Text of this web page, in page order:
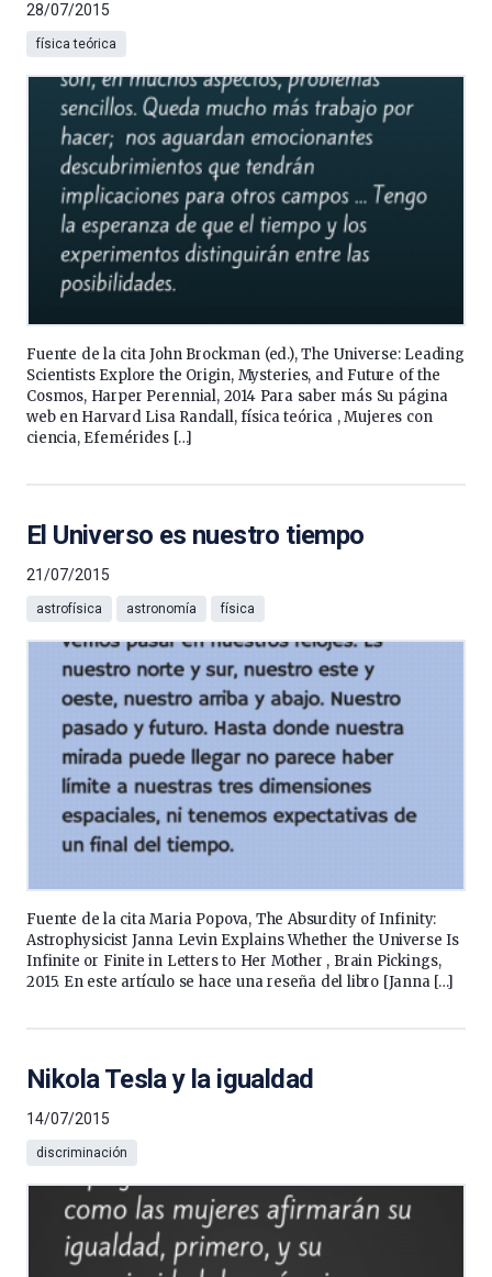
28/07/2015
física teórica
Fuente de la cita John Brockman (ed.), The Universe: Leading
Scientists Explore the Origin, Mysteries, and Future of the
Cosmos, Harper Perennial, 2014 Para saber más Su página
web en Harvard Lisa Randall, física teórica , Mujeres con
ciencia, Efemérides […]
El Universo es nuestro tiempo
21/07/2015
astrofísica astronomía física
Fuente de la cita Maria Popova, The Absurdity of Infinity:
Astrophysicist Janna Levin Explains Whether the Universe Is
Infinite or Finite in Letters to Her Mother , Brain Pickings,
2015. En este artículo se hace una reseña del libro [Janna […]
Nikola Tesla y la igualdad
14/07/2015
discriminación